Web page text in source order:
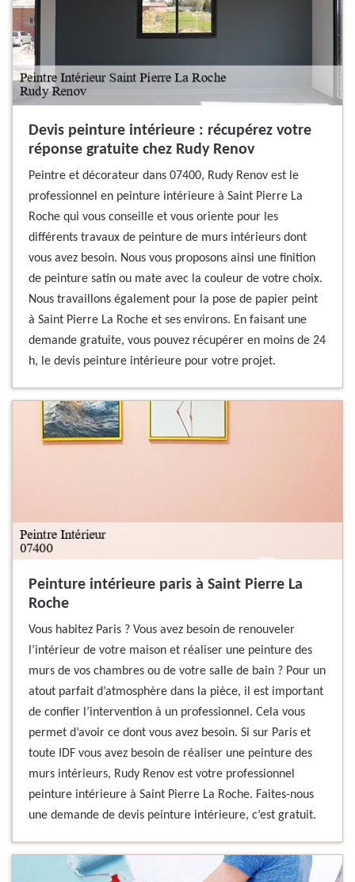
Devis peinture intérieure : récupérez votre
réponse gratuite chez Rudy Renov
Peintre et décorateur dans 07400, Rudy Renov est le
professionnel en peinture intérieure à Saint Pierre La
Roche qui vous conseille et vous oriente pour les
différents travaux de peinture de murs intérieurs dont
vous avez besoin. Nous vous proposons ainsi une finition
de peinture satin ou mate avec la couleur de votre choix.
Nous travaillons également pour la pose de papier peint
à Saint Pierre La Roche et ses environs. En faisant une
demande gratuite, vous pouvez récupérer en moins de 24
h, le devis peinture intérieure pour votre projet.
Peinture intérieure paris à Saint Pierre La
Roche
Vous habitez Paris ? Vous avez besoin de renouveler
l’intérieur de votre maison et réaliser une peinture des
murs de vos chambres ou de votre salle de bain ? Pour un
atout parfait d’atmosphère dans la pièce, il est important
de confier l’intervention à un professionnel. Cela vous
permet d’avoir ce dont vous avez besoin. Si sur Paris et
toute IDF vous avez besoin de réaliser une peinture des
murs intérieurs, Rudy Renov est votre professionnel
peinture intérieure à Saint Pierre La Roche. Faites-nous
une demande de devis peinture intérieure, c’est gratuit.